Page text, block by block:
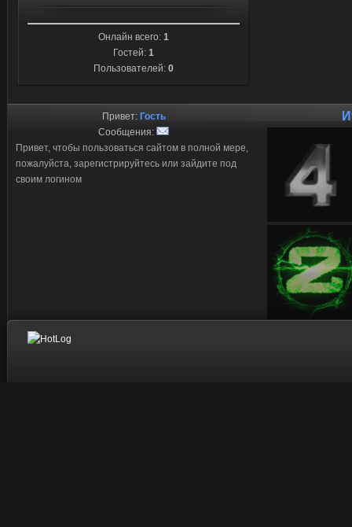
Онлайн всего: 1
Гостей: 1
Пользователей: 0
Привет: Гость
Сообщения:
Привет, чтобы пользоваться сайтом в полной мере,
пожалуйста, зарегистрируйтесь или зайдите под
своим логином